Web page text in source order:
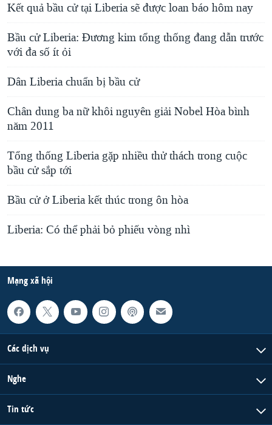
Kết quả bầu cử tại Liberia sẽ được loan báo hôm nay
Bầu cử Liberia: Ðương kim tổng thống đang dẫn trước
với đa số ít ỏi
Dân Liberia chuẩn bị bầu cử
Chân dung ba nữ khôi nguyên giải Nobel Hòa bình
năm 2011
Tổng thống Liberia gặp nhiều thử thách trong cuộc
bầu cử sắp tới
Bầu cử ở Liberia kết thúc trong ôn hòa
Liberia: Có thể phải bỏ phiếu vòng nhì
Mạng xã hội
Các dịch vụ
Nghe
Tin tức